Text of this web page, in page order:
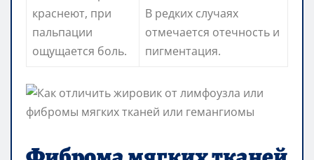
краснеют, при
пальпации
ощущается боль.
В редких случаях
отмечается отечность и
пигментация.